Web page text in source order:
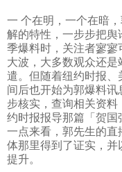
一 个在明，一个在暗
解的特性，一步步把
季爆料时，关注者寥寥
大波，大多数观众还
遣。但随着纽约时报
间后也开始为郭爆料
步核实，查询相关资料
约时报报导那篇「贺国
一点来看，郭先生的
体那里得到了证实，并
提升。